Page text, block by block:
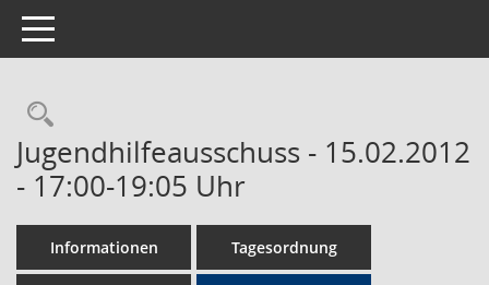
Toggle navigation
Rechercheauswahl
Jugendhilfeausschuss - 15.02.2012
- 17:00-19:05 Uhr
Informationen Tagesordnung